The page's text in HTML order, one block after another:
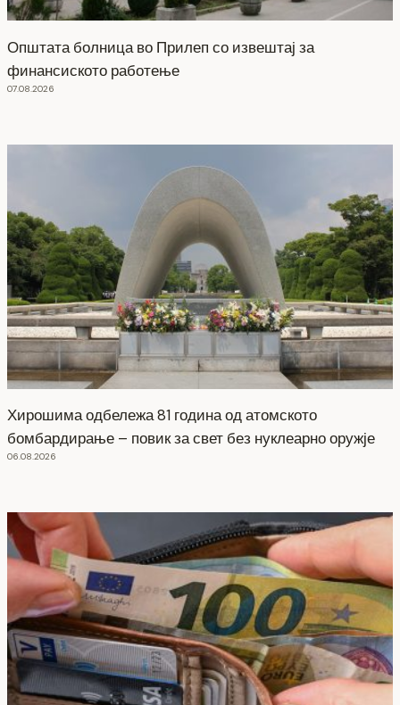
Општата болница во Прилеп со извештај за
финансиското работење
07.08.2026
Хирошима одбележа 81 година од атомското
бомбардирање – повик за свет без нуклеарно оружје
06.08.2026